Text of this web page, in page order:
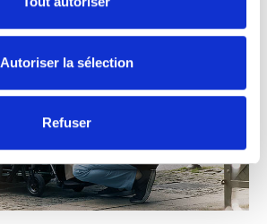
Autoriser la sélection
Refuser